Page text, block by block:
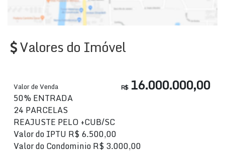
Valores do Imóvel
R$16.000.000,00
Valor de Venda
50% ENTRADA
24 PARCELAS
REAJUSTE PELO +CUB/SC
Valor do IPTU R$6.500,00
Valor do CondominioR$3.000,00